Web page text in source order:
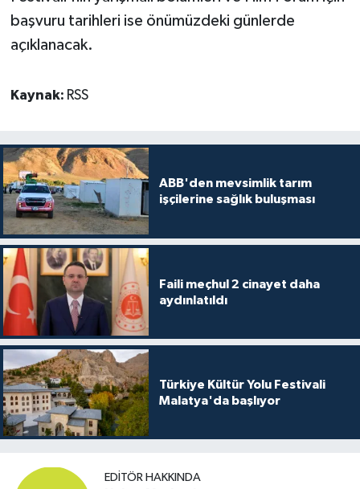
başvuru tarihleri ise önümüzdeki günlerde
açıklanacak.
Kaynak: RSS
ABB'den mevsimlik tarım
işçilerine sağlık buluşması
Faili meçhul 2 cinayet daha
aydınlatıldı
Türkiye Kültür Yolu Festivali
Malatya'da başlıyor
EDITÖR HAKKINDA